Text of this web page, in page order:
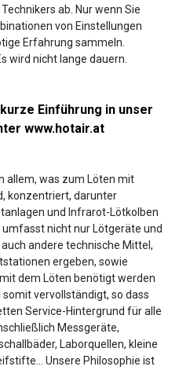
ab. Nur wenn Sie
von Einstellungen
Erfahrung sammeln.
wird nicht lange dauern.
Einführung in unser
www.hotair.at
allem, was zum Löten mit
konzentriert, darunter
und Infrarot-Lötkolben
nicht nur Lötgeräte und
andere technische Mittel,
ergeben, sowie
dem Löten benötigt werden
vervollständigt, so dass
Service-Hintergrund für alle
Messgeräte,
Laborquellen, kleine
Unsere Philosophie ist